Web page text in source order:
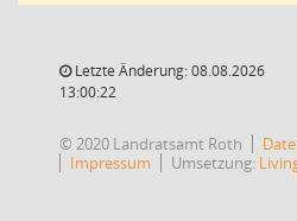
Letzte Änderung: 08.08.2026
13:00:22
© 2020 Landratsamt Roth
Impressum
Umsetzung: